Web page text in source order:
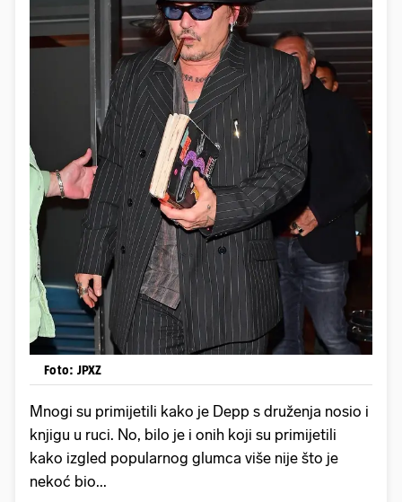
Foto: JPXZ
Mnogi su primijetili kako je Depp s druženja nosio i
knjigu u ruci. No, bilo je i onih koji su primijetili
kako izgled popularnog glumca više nije što je
nekoć bio...